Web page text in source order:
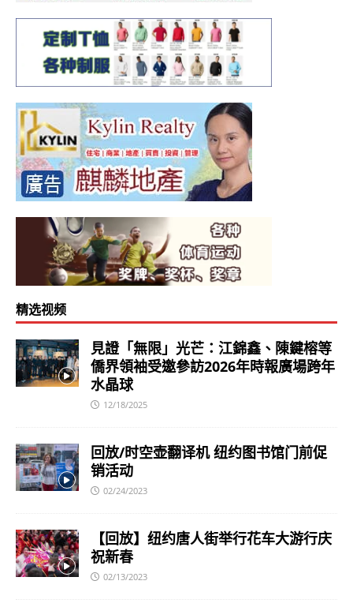
精选视频
見證「無限」光芒：江錦鑫、陳鍵榕等
僑界領袖受邀參訪2026年時報廣場跨年
水晶球
12/18/2025
回放/时空壶翻译机 纽约图书馆门前促
销活动
02/24/2023
【回放】纽约唐人街举行花车大游行庆
祝新春
02/13/2023